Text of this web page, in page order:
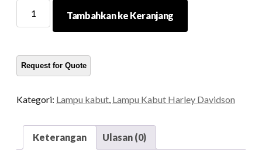
passing
Harley
kuantitas
Tambahkan ke Keranjang
Kategori: Lampu kabut Lampu Kabut Harley Davidson
Keterangan Ulasan (0)